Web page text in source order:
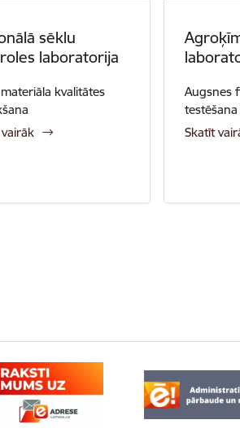
sēklu
laboratorija
kvalitātes
Augsnes
testēšana
Skatīt